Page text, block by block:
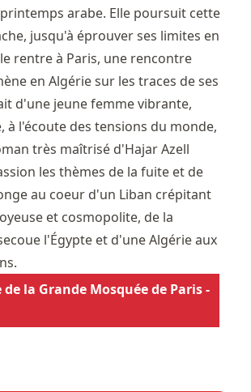
arabe. Elle poursuit cette
jusqu'à éprouver ses limites en
rentre à Paris, une rencontre
en Algérie sur les traces de ses
d'une jeune femme vibrante,
à l'écoute des tensions du monde,
très maîtrisé d'Hajar Azell
les thèmes de la fuite et de
au coeur d'un Liban crépitant
et cosmopolite, de la
l'Égypte et d'une Algérie aux
la Grande Mosquée de Paris -